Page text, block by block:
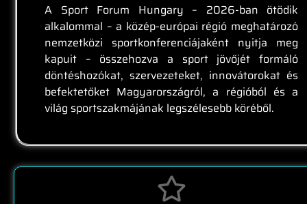
A Sport Forum Hungary – 2026-ban ötödik
alkalommal – a közép-európai régió meghatározó
nemzetközi sportkonferenciájaként nyitja meg
kapuit – összehozva a sport jövőjét formáló
döntéshozókat, szervezeteket, innovátorokat és
befektetőket Magyarországról, a régióból és a
világ sportszakmájának legszélesebb köréből.